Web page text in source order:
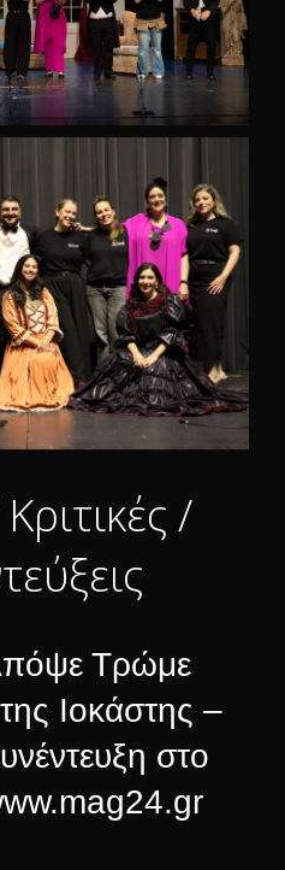
/
Τρώμε
Ιοκάστης –
στο